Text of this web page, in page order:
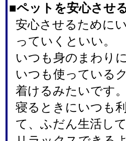
■ペットを安心させ
安心させるために
っていくといい。
いつも身のまわり
いつも使っている
着けるみたいです。
寝るときにいつも
て、ふだん生活し